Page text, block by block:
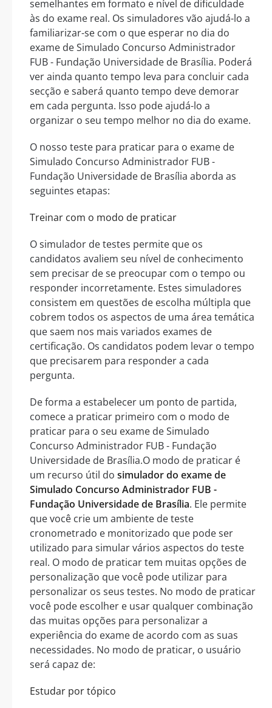
semelhantes em formato e nível de dificuldade
às do exame real. Os simuladores vão ajudá-lo a
familiarizar-se com o que esperar no dia do
exame de Simulado Concurso Administrador
FUB - Fundação Universidade de Brasília. Poderá
ver ainda quanto tempo leva para concluir cada
secção e saberá quanto tempo deve demorar
em cada pergunta. Isso pode ajudá-lo a
organizar o seu tempo melhor no dia do exame.
O nosso teste para praticar para o exame de
Simulado Concurso Administrador FUB -
Fundação Universidade de Brasília aborda as
seguintes etapas:
Treinar com o modo de praticar
O simulador de testes permite que os
candidatos avaliem seu nível de conhecimento
sem precisar de se preocupar com o tempo ou
responder incorretamente. Estes simuladores
consistem em questões de escolha múltipla que
cobrem todos os aspectos de uma área temática
que saem nos mais variados exames de
certificação. Os candidatos podem levar o tempo
que precisarem para responder a cada
pergunta.
De forma a estabelecer um ponto de partida,
comece a praticar primeiro com o modo de
praticar para o seu exame de Simulado
Concurso Administrador FUB - Fundação
Universidade de Brasília.O modo de praticar é
um recurso útil do simulador do exame de
Simulado Concurso Administrador FUB -
Fundação Universidade de Brasília. Ele permite
que você crie um ambiente de teste
cronometrado e monitorizado que pode ser
utilizado para simular vários aspectos do teste
real. O modo de praticar tem muitas opções de
personalização que você pode utilizar para
personalizar os seus testes. No modo de praticar
você pode escolher e usar qualquer combinação
das muitas opções para personalizar a
experiência do exame de acordo com as suas
necessidades. No modo de praticar, o usuário
será capaz de:
Estudar por tópico